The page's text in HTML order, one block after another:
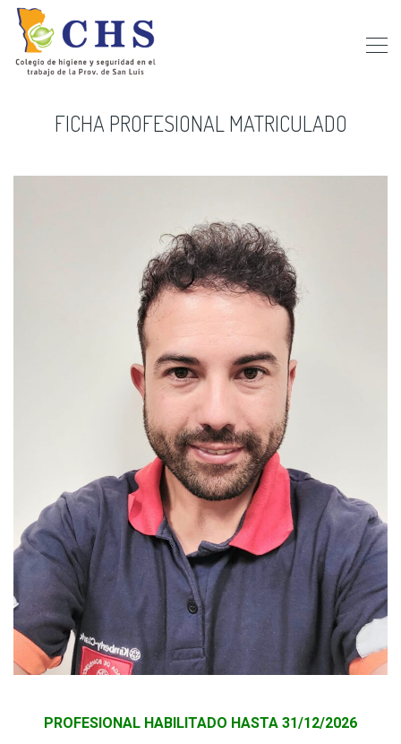
FICHA PROFESIONAL MATRICULADO
PROFESIONAL HABILITADO HASTA 31/12/2026